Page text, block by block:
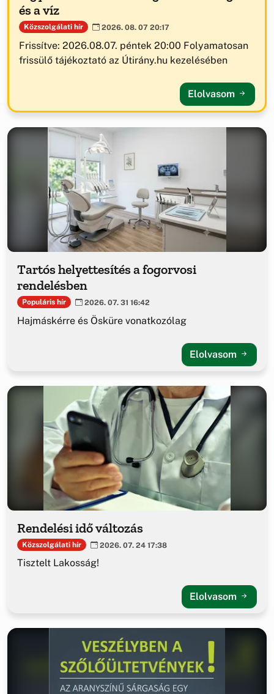
és a víz
Közszolgálati hír 2026. 08. 07 20:17
Frissítve: 2026.08.07. péntek 20:00 Folyamatosan
frissülő tájékoztató az Útirány.hu kezelésében
Elolvasom
Tartós helyettesítés a fogorvosi
rendelésben
Populáris hír 2026. 07. 31 16:42
Hajmáskérre és Ösküre vonatkozólag
Elolvasom
Rendelési idő változás
Közszolgálati hír 2026. 07. 24 17:38
Tisztelt Lakosság!
Elolvasom